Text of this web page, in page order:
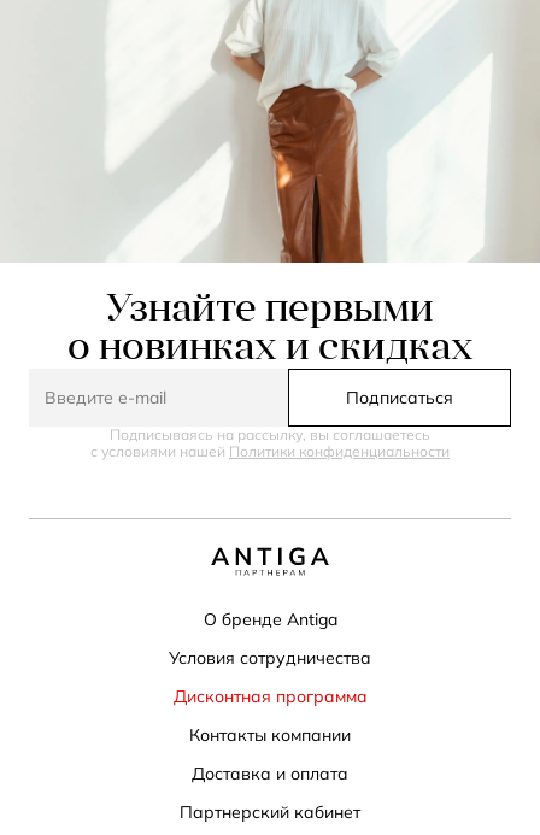
Узнайте первыми
о новинках и скидках
Подписаться
Подписываясь на рассылку, вы соглашаетесь
с условиями нашей Политики конфиденциальности
О бренде Antiga
Условия сотрудничества
Дисконтная программа
Контакты компании
Доставка и оплата
Партнерский кабинет